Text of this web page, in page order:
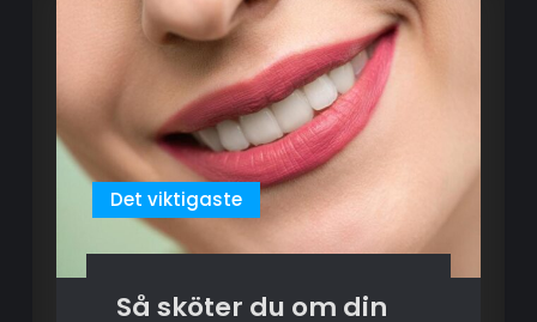
Det viktigaste
Så sköter du om din